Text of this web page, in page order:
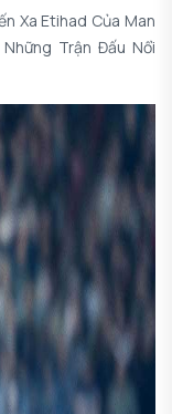
Xa Etihad Của Man
Trận Đấu Nổi